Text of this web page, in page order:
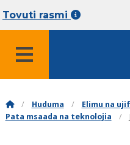
Tovuti rasmi
Huduma
Elimu na
Pata msaada na teknolojia